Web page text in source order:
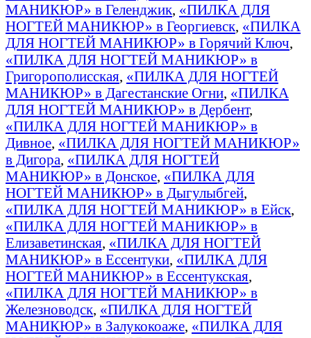
МАНИКЮР» в Геленджик, «ПИЛКА ДЛЯ
НОГТЕЙ МАНИКЮР» в Георгиевск, «ПИЛКА
ДЛЯ НОГТЕЙ МАНИКЮР» в Горячий Ключ,
«ПИЛКА ДЛЯ НОГТЕЙ МАНИКЮР» в
Григорополисская, «ПИЛКА ДЛЯ НОГТЕЙ
МАНИКЮР» в Дагестанские Огни, «ПИЛКА
ДЛЯ НОГТЕЙ МАНИКЮР» в Дербент,
«ПИЛКА ДЛЯ НОГТЕЙ МАНИКЮР» в
Дивное, «ПИЛКА ДЛЯ НОГТЕЙ МАНИКЮР»
в Дигора, «ПИЛКА ДЛЯ НОГТЕЙ
МАНИКЮР» в Донское, «ПИЛКА ДЛЯ
НОГТЕЙ МАНИКЮР» в Дыгулыбгей,
«ПИЛКА ДЛЯ НОГТЕЙ МАНИКЮР» в Ейск,
«ПИЛКА ДЛЯ НОГТЕЙ МАНИКЮР» в
Елизаветинская, «ПИЛКА ДЛЯ НОГТЕЙ
МАНИКЮР» в Ессентуки, «ПИЛКА ДЛЯ
НОГТЕЙ МАНИКЮР» в Ессентукская,
«ПИЛКА ДЛЯ НОГТЕЙ МАНИКЮР» в
Железноводск, «ПИЛКА ДЛЯ НОГТЕЙ
МАНИКЮР» в Залукокоаже, «ПИЛКА ДЛЯ